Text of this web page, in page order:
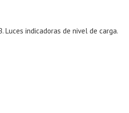
Luces indicadoras de nivel de carga.